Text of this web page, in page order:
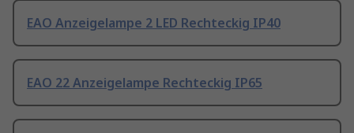
EAO Anzeigelampe 2 LED Rechteckig IP40
EAO 22 Anzeigelampe Rechteckig IP65